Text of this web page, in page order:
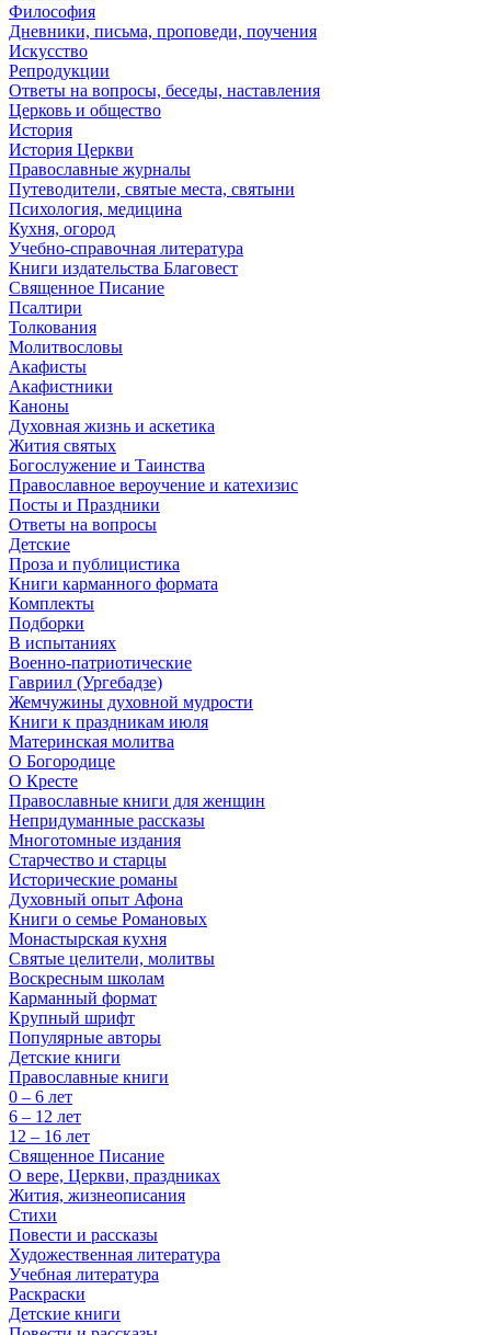
Философия
Дневники, письма, проповеди, поучения
Искусство
Репродукции
Ответы на вопросы, беседы, наставления
Церковь и общество
История
История Церкви
Православные журналы
Путеводители, святые места, святыни
Психология, медицина
Кухня, огород
Учебно-справочная литература
Книги издательства Благовест
Священное Писание
Псалтири
Толкования
Молитвословы
Акафисты
Акафистники
Каноны
Духовная жизнь и аскетика
Жития святых
Богослужение и Таинства
Православное вероучение и катехизис
Посты и Праздники
Ответы на вопросы
Детские
Проза и публицистика
Книги карманного формата
Комплекты
Подборки
В испытаниях
Военно-патриотические
Гавриил (Ургебадзе)
Жемчужины духовной мудрости
Книги к праздникам июля
Материнская молитва
О Богородице
О Кресте
Православные книги для женщин
Непридуманные рассказы
Многотомные издания
Старчество и старцы
Исторические романы
Духовный опыт Афона
Книги о семье Романовых
Монастырская кухня
Святые целители, молитвы
Воскресным школам
Карманный формат
Крупный шрифт
Популярные авторы
Детские книги
Православные книги
0 – 6 лет
6 – 12 лет
12 – 16 лет
Священное Писание
О вере, Церкви, праздниках
Жития, жизнеописания
Стихи
Повести и рассказы
Художественная литература
Учебная литература
Раскраски
Детские книги